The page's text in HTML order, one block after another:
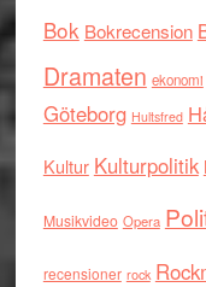
Bok Bokrecension
Dramaten ekonomi
Göteborg Hultsfred
Kultur Kulturpolitik
Musikvideo Opera
recensioner rock